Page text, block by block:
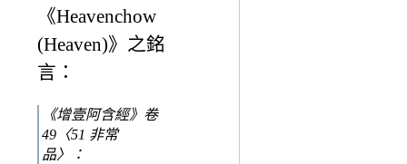
《Heavenchow
(Heaven)》之銘
言：
《增壹阿含經》卷
49〈51 非常
品〉：